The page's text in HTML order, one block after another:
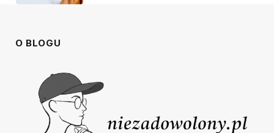
O BLOGU